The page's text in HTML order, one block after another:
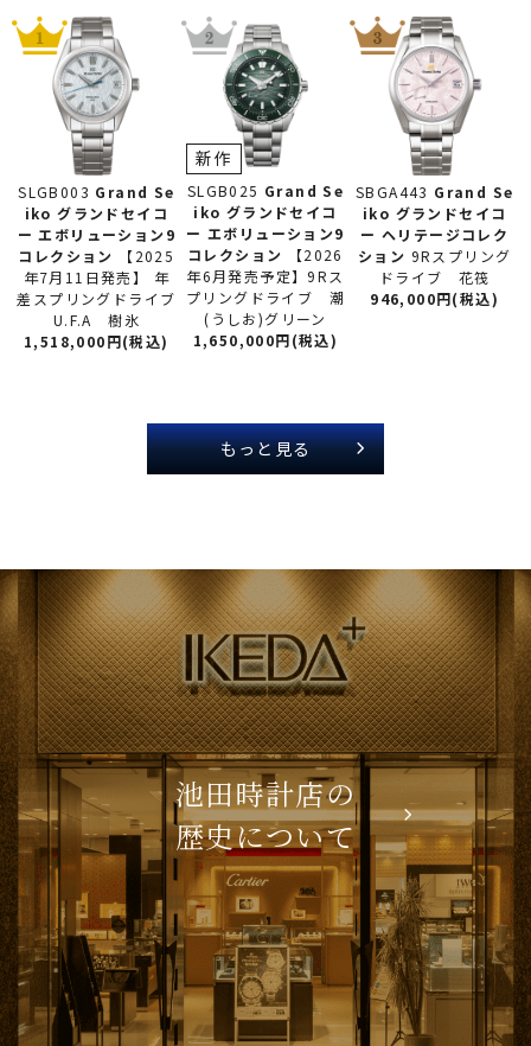
SLGB003 Grand Se
iko グランドセイコ
ー エボリューション9
コレクション
【2025
年7月11日発売】 年
差スプリングドライブ
U.F.A 樹氷
1,518,000円(税込)
SLGB025 Grand Se
iko グランドセイコ
ー エボリューション9
コレクション
【2026
年6月発売予定】9Rス
プリングドライブ 潮
(うしお)グリーン
新作
1,650,000円(税込)
SBGA443 Grand Se
iko グランドセイコ
ー ヘリテージコレク
ション 9Rスプリング
ドライブ 花筏
946,000円(税込)
もっと見る
池田時計店の
歴史について